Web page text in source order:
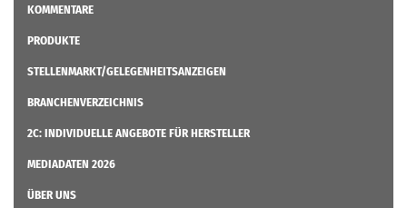
KOMMENTARE
PRODUKTE
STELLENMARKT/GELEGENHEITSANZEIGEN
BRANCHENVERZEICHNIS
2C: INDIVIDUELLE ANGEBOTE FÜR HERSTELLER
MEDIADATEN 2026
ÜBER UNS